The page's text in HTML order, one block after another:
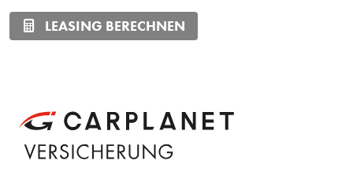
LEASING BERECHNEN